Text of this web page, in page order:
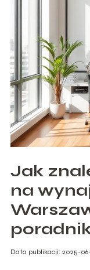
Jak
na
Data publikacji: 2025-